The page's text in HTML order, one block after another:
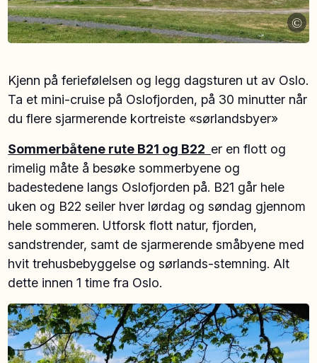
©
Kjenn på feriefølelsen og legg dagsturen ut av Oslo.
Ta et mini-cruise på Oslofjorden, på 30 minutter når
du flere sjarmerende kortreiste «sørlandsbyer»
Sommerbåtene rute B21 og B22 er en flott og
rimelig måte å besøke sommerbyene og
badestedene langs Oslofjorden på. B21 går hele
uken og B22 seiler hver lørdag og søndag gjennom
hele sommeren. Utforsk flott natur, fjorden,
sandstrender, samt de sjarmerende småbyene med
hvit trehusbebyggelse og sørlands-stemning. Alt
dette innen 1 time fra Oslo.